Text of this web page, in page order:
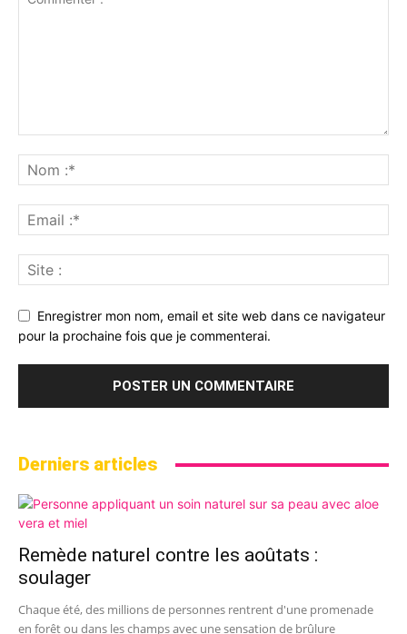
Enregistrer mon nom, email et site web dans ce navigateur
pour la prochaine fois que je commenterai.
Derniers articles
Remède naturel contre les aoûtats :
soulager
Chaque été, des millions de personnes rentrent d'une promenade
en forêt ou dans les champs avec une sensation de brûlure